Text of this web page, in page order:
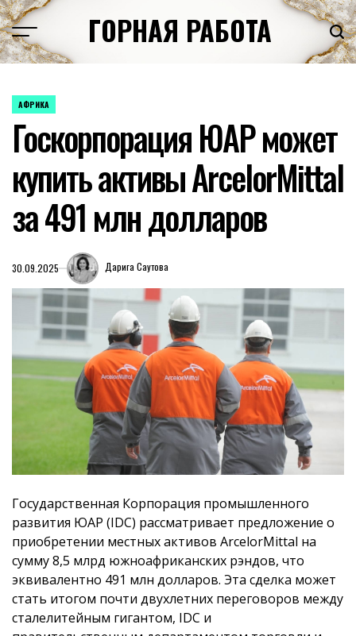
Перейти
к
содержимому
ГОРНАЯ РАБОТА
ОПУБЛИКОВАНО
АФРИКА
Госкорпорация ЮАР может
купить активы ArcelorMittal
за 491 млн долларов
30.09.2025 Дарига Саутова
Государственная Корпорация промышленного
развития ЮАР (IDC) рассматривает предложение о
приобретении местных активов ArcelorMittal на
сумму 8,5 млрд южноафриканских рэндов, что
эквивалентно 491 млн долларов. Эта сделка может
стать итогом почти двухлетних переговоров между
сталелитейным гигантом, IDC и